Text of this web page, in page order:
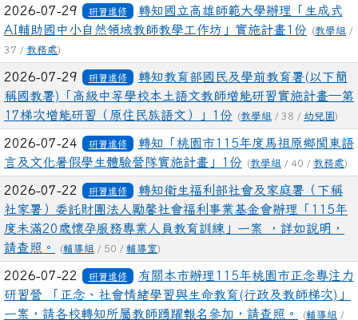
2026-07-29 研習進修
轉知國立高雄師範大學辦理「生成式
AI輔助國中小自然領域教師教學工作坊」實施計畫1份
(教學組 /
37 / 教務處)
2026-07-29 研習進修
轉知教育部國民及學前教育署(以下簡
稱國教署)「高級中等學校本土語文教師增能研習實施計畫─第
17梯次增能研習（原住民族語文）」1份
(教學組 / 38 / 幼兒園)
2026-07-24 研習進修
轉知「桃園市115年度馬祖原鄉閩東語
言及文化暑假學生體驗營隊實施計畫」1份
(教學組 / 40 / 教務處)
2026-07-22 研習進修
轉知衛生福利部社會及家庭署（下稱
社家署）委託財團法人勵馨社會福利事業基金會辦理「115年
度未滿20歲懷孕服務專業人員教育訓練」一案 ，詳如說明，
請查照。
(輔導組 / 50 / 輔導室)
2026-07-22 研習進修
有關本市辦理115年桃園市正念專注力
研習營 「正念、社會情緒學習與生命教育(行政及教師梯次)」
一案，請各校轉知所屬教師踴躍報名參加，請查照。
(輔導組 /